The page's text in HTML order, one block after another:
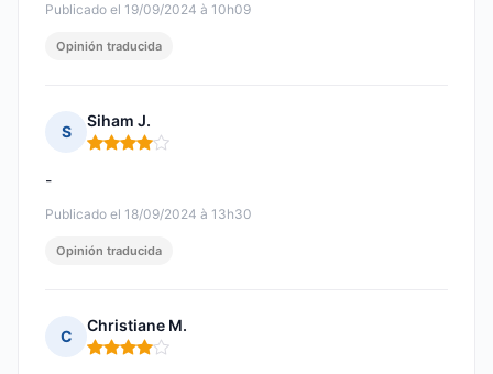
Publicado el 19/09/2024 à 10h09
Opinión traducida
S
Siham J.
Nota: 4 de 5
Publicado el 18/09/2024 à 13h30
-
Opinión traducida
C
Christiane M.
Nota: 4 de 5